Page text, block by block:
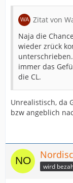
Zitat von
Naja die
wieder zrück
immer das
die CL.
Unrealistisch, da
bzw angeblich
wird